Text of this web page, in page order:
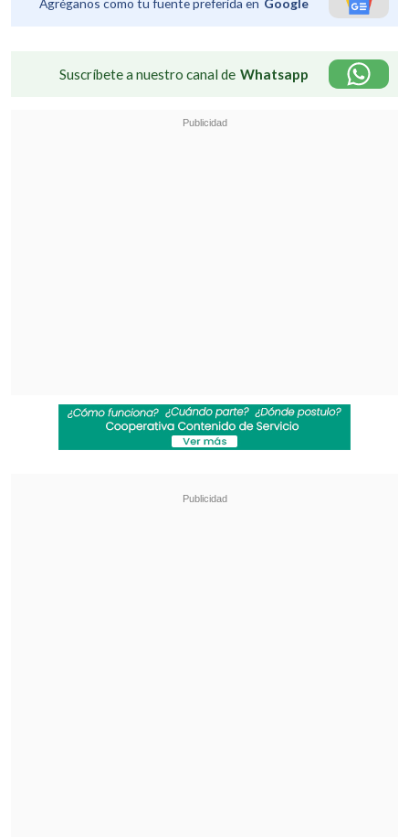
Agréganos como tu fuente preferida en Google
Suscríbete a nuestro canal de Whatsapp